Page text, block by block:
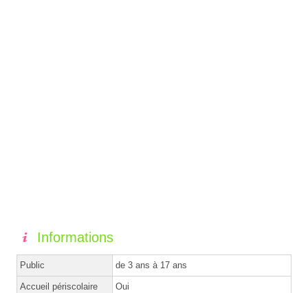
Informations
Public de 3 ans à 17 ans
Accueil périscolaire Oui